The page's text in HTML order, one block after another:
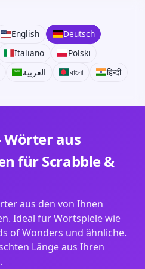
English
Deutsch
Italiano
Polski
العربية বাংলা
हिन्दी
aus
für Scrabble &
aus den von Ihnen
Ideal für Wortspiele wie
of Wonders und ähnliche.
Länge aus Ihren